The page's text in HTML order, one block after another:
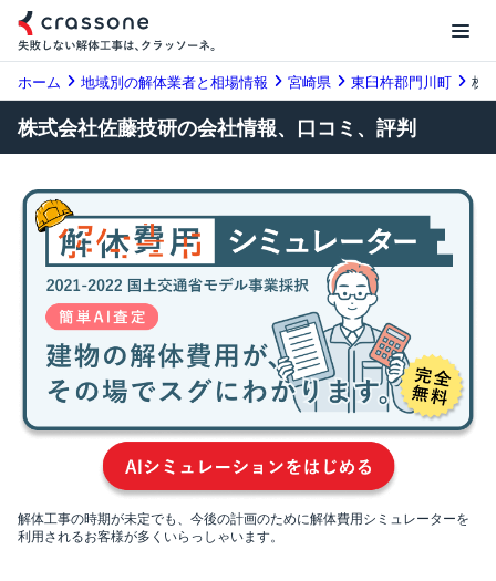
ホーム 地域別の解体業者と相場情報 宮崎県 東臼杵郡門川町 株
株式会社佐藤技研の会社情報、口コミ、評判
解体工事の時期が未定でも、今後の計画のために解体費用シミュレーターを
利用されるお客様が多くいらっしゃいます。